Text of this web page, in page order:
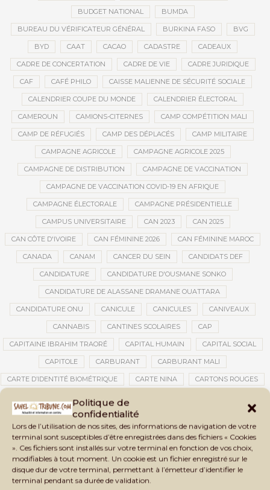
Politique de
confidentialité
Lors de l’utilisation de nos sites, des informations de navigation de votre
terminal sont susceptibles d’être enregistrées dans des fichiers « Cookies
». Ces fichiers sont installés sur votre terminal en fonction de vos choix,
modifiables à tout moment. Un cookie est un fichier enregistré sur le
disque dur de votre terminal, permettant à l’émetteur d’identifier le
terminal pendant sa durée de validation.
BUDGET NATIONAL BUMDA
BUREAU DU VÉRIFICATEUR GÉNÉRAL BURKINA FASO BVG
BYD CAAT CACAO CADASTRE CADEAUX
CADRE DE CONCERTATION CADRE DE VIE CADRE JURIDIQUE
CAF CAFÉ PHILO CAISSE MALIENNE DE SÉCURITÉ SOCIALE
CALENDRIER COUPE DU MONDE CALENDRIER ÉLECTORAL
CAMEROUN CAMIONS-CITERNES CAMP COMPÉTITION MALI
CAMP DE RÉFUGIÉS CAMP DES DÉPLACÉS CAMP MILITAIRE
CAMPAGNE AGRICOLE CAMPAGNE AGRICOLE 2025
CAMPAGNE DE DISTRIBUTION CAMPAGNE DE VACCINATION
CAMPAGNE DE VACCINATION COVID-19 EN AFRIQUE
CAMPAGNE ÉLECTORALE CAMPAGNE PRÉSIDENTIELLE
CAMPUS UNIVERSITAIRE CAN 2023 CAN 2025
CAN CÔTE D'IVOIRE CAN FÉMININE 2026 CAN FÉMININE MAROC
CANADA CANAM CANCER DU SEIN CANDIDATS DEF
CANDIDATURE CANDIDATURE D'OUSMANE SONKO
CANDIDATURE DE ALASSANE DRAMANE OUATTARA
CANDIDATURE ONU CANICULE CANICULES CANIVEAUX
CANNABIS CANTINES SCOLAIRES CAP
CAPITAINE IBRAHIM TRAORÉ CAPITAL HUMAIN CAPITAL SOCIAL
CAPITOLE CARBURANT CARBURANT MALI
CARTE D’IDENTITÉ BIOMÉTRIQUE CARTE NINA CARTONS ROUGES
CATASTROPHES CLIMATIQUES
CAUTION 10 000 DOLLARS CAUTION DE VISA CDAT CECOGEC
CEDEAO CÉDÉAO CEI CÉLÉBRATION NATIONALE CEMAC
CEMAPI CEN-SNESUP CENOU CENSURE
CENTRAFRIQUE CENTRALE SOLAIRE